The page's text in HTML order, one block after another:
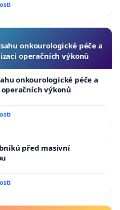
onkourologické péče a
operačních výkonů
onkourologické péče a
výkonů
před masivní